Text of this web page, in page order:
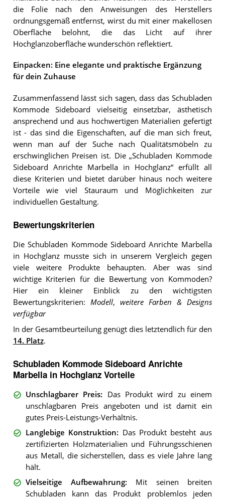
die Folie nach den Anweisungen des Herstellers
ordnungsgemäß entfernst, wirst du mit einer makellosen
Oberfläche belohnt, die das Licht auf ihrer
Hochglanzoberfläche wunderschön reflektiert.
Einpacken: Eine elegante und praktische Ergänzung
für dein Zuhause
Zusammenfassend lässt sich sagen, dass das Schubladen
Kommode Sideboard vielseitig einsetzbar, ästhetisch
ansprechend und aus hochwertigen Materialien gefertigt
ist - das sind die Eigenschaften, auf die man sich freut,
wenn man auf der Suche nach Qualitätsmöbeln zu
erschwinglichen Preisen ist. Die „Schubladen Kommode
Sideboard Anrichte Marbella in Hochglanz“ erfüllt all
diese Kriterien und bietet darüber hinaus noch weitere
Vorteile wie viel Stauraum und Möglichkeiten zur
individuellen Gestaltung.
Bewertungskriterien
Die Schubladen Kommode Sideboard Anrichte Marbella
in Hochglanz musste sich in unserem Vergleich gegen
viele weitere Produkte behaupten. Aber was sind
wichtige Kriterien für die Bewertung von Kommoden?
Hier ein kleiner Einblick zu den wichtigsten
Bewertungskriterien: Modell, weitere Farben & Designs
verfügbar
In der Gesamtbeurteilung genügt dies letztendlich für den
14. Platz.
Schubladen Kommode Sideboard Anrichte
Marbella in Hochglanz Vorteile
Unschlagbarer Preis: Das Produkt wird zu einem
unschlagbaren Preis angeboten und ist damit ein
gutes Preis-Leistungs-Verhältnis.
Langlebige Konstruktion: Das Produkt besteht aus
zertifizierten Holzmaterialien und Führungsschienen
aus Metall, die sicherstellen, dass es viele Jahre lang
hält.
Vielseitige Aufbewahrung: Mit seinen breiten
Schubladen kann das Produkt problemlos jeden